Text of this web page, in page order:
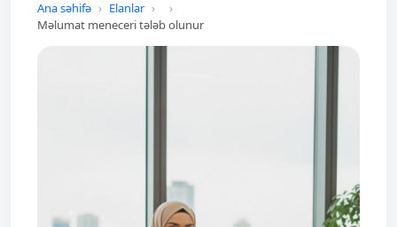
Ana səhifə
Elanlar
Məlumat meneceri tələb olunur